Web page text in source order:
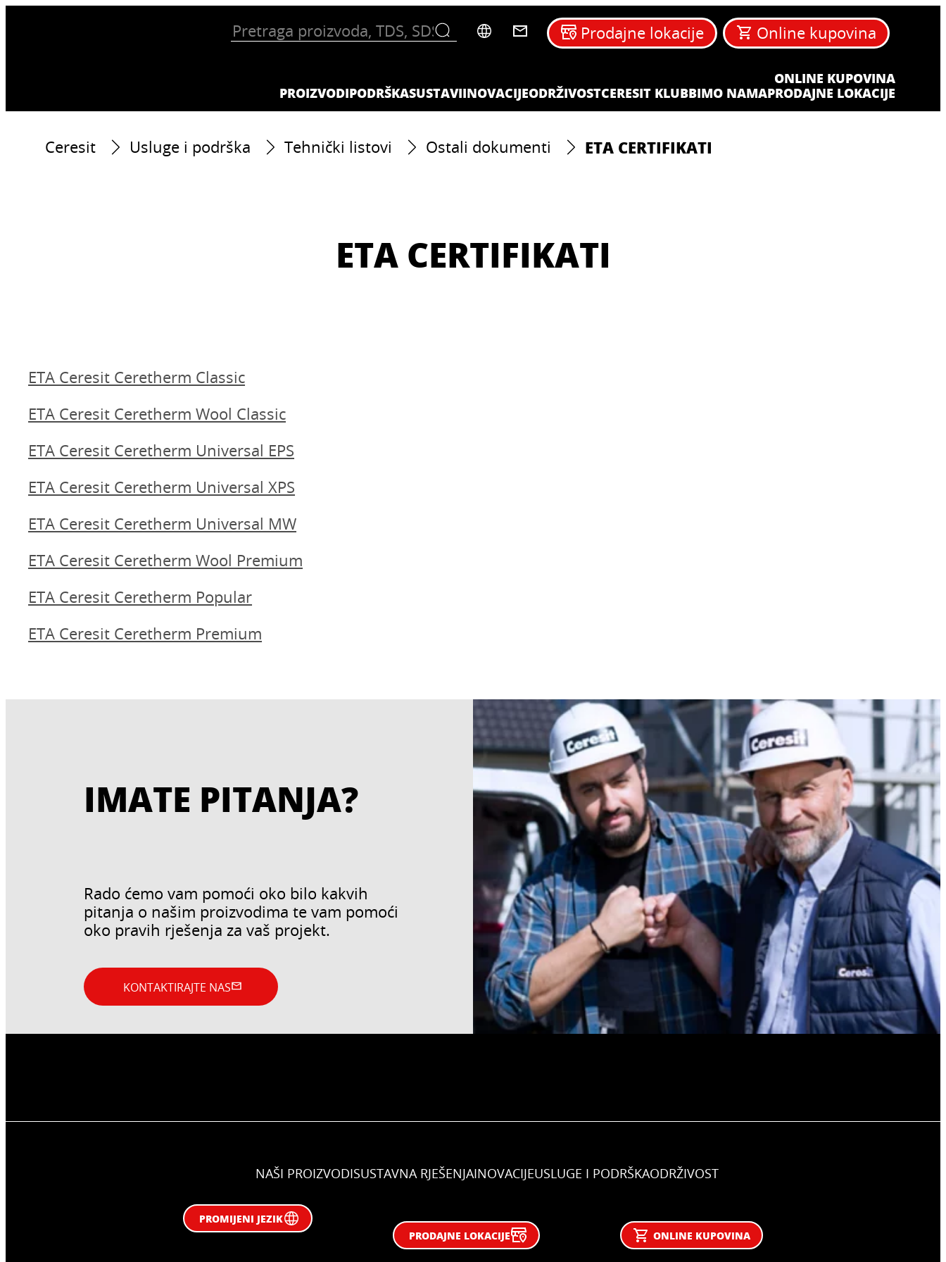
Prodajne lokacije Online kupovina
PROIZVODIPODRŠKASUSTAVIINOVACIJEODRŽIVOSTCERESIT KLUBBIMO NAMAPRODAJNE LOKACIJE
ONLINE KUPOVINA
Ceresit Usluge i podrška Tehnički listovi Ostali dokumenti ETA CERTIFIKATI
ETA CERTIFIKATI
ETA Ceresit Ceretherm Classic
ETA Ceresit Ceretherm Wool Classic
ETA Ceresit Ceretherm Universal EPS
ETA Ceresit Ceretherm Universal XPS
ETA Ceresit Ceretherm Universal MW
ETA Ceresit Ceretherm Wool Premium
ETA Ceresit Ceretherm Popular
ETA Ceresit Ceretherm Premium
IMATE PITANJA?
Rado ćemo vam pomoći oko bilo kakvih
pitanja o našim proizvodima te vam pomoći
oko pravih rješenja za vaš projekt.
KONTAKTIRAJTE NAS
NAŠI PROIZVODISUSTAVNA RJEŠENJAINOVACIJEUSLUGE I PODRŠKAODRŽIVOST
PROMIJENI JEZIK
PRODAJNE LOKACIJE
ONLINE KUPOVINA